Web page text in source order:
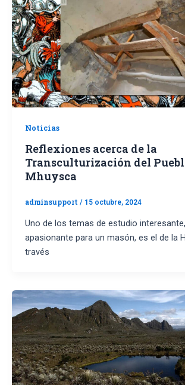
Noticias
Reflexiones acerca de la
Transculturización del
Mhuysca
adminsupport / 15 octubre, 2024
Uno de los temas de estudio
apasionante para un masón, es el de la
través